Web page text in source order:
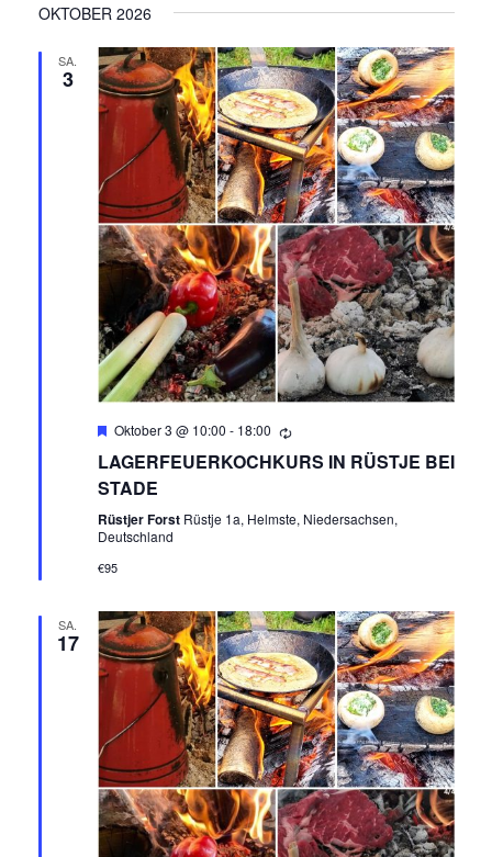
A
T
I
O
N
OKTOBER 2026
SA.
3
Empfohlen
Oktober 3 @ 10:00 - 18:00
LAGERFEUERKOCHKURS IN RÜSTJE BEI
STADE
Rüstjer Forst Rüstje 1a, Helmste, Niedersachsen,
Deutschland
€95
SA.
17